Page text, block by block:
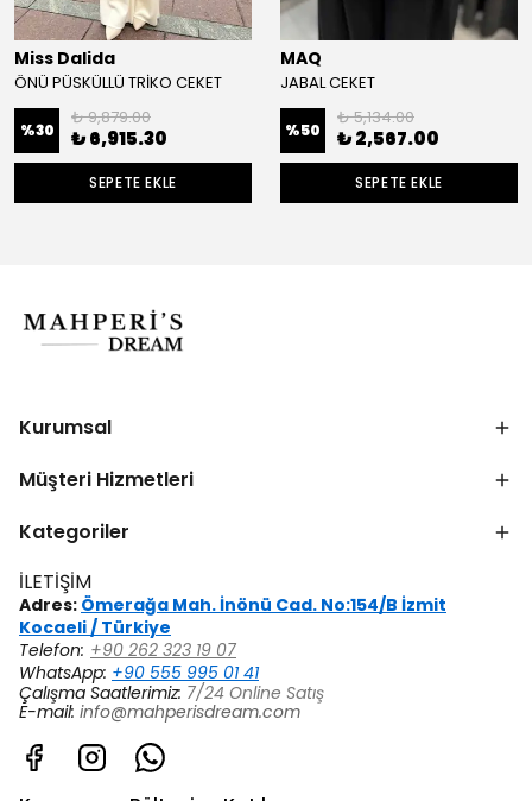
Miss Dalida
ÖNÜ PÜSKÜLLÜ TRİKO CEKET
%30
₺ 9,879.00
₺ 6,915.30
SEPETE EKLE
MAQ
JABAL CEKET
%50
₺ 5,134.00
₺ 2,567.00
SEPETE EKLE
Kurumsal
Müşteri Hizmetleri
Kategoriler
İLETİŞİM
Adres: Ömerağa Mah. İnönü Cad. No:154/B İzmit
Kocaeli / Türkiye
Telefon: +90 262 323 19 07
WhatsApp: +90 555 995 01 41
Çalışma Saatlerimiz: 7/24 Online Satış
E-mail: info@mahperisdream.com